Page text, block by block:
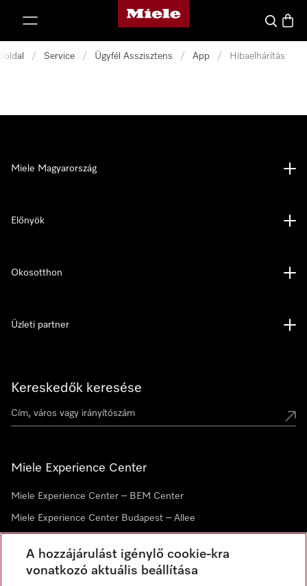
Miele honlapja
Kereses
/ Service / Ügyfél Asszisztens / App / Hibaelhárítás
Kereskedők keresése
Miele Experience Center
Miele Experience Center – BEM Center
Miele Experience Center Budapest – Allee
Miele Magyarország
Előnyök
Okosotthon
Üzleti partner
A hozzájárulást igénylő cookie-kra
vonatkozó aktuális beállítása